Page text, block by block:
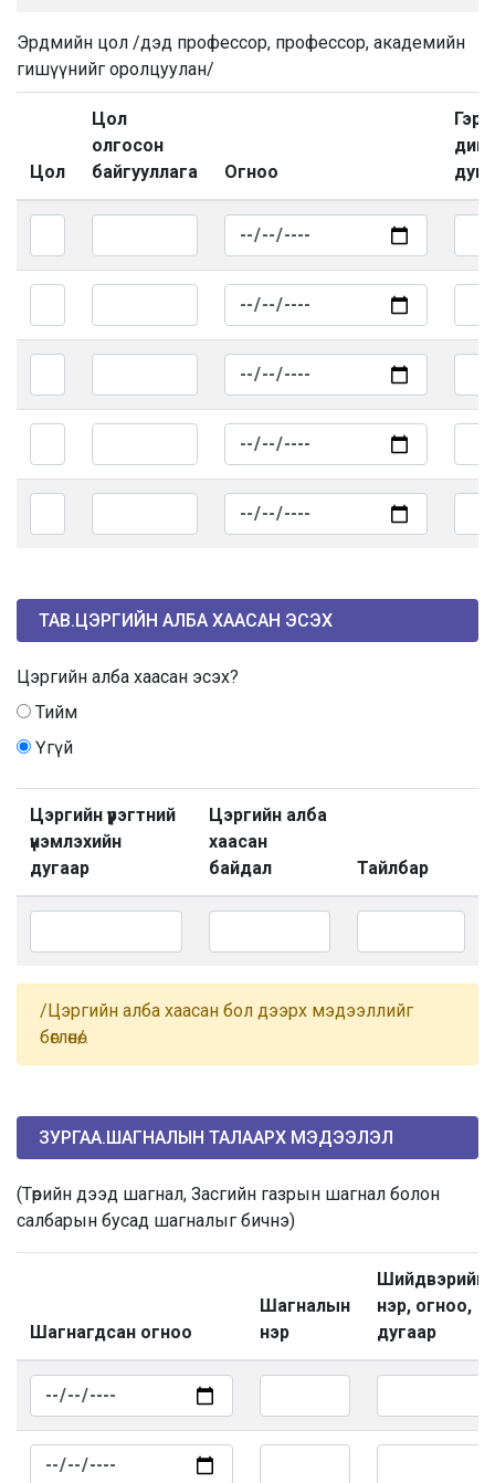
Эрдмийн цол /дэд профессор, профессор, академийн
гишүүнийг оролцуулан/
Цол
Цол
олгосон
байгууллага
Огноо
ТАВ.ЦЭРГИЙН АЛБА ХААСАН ЭСЭХ
Цэргийн алба хаасан эсэх?
Тийм
Үгүй
Цэргийн үүрэгтний
үнэмлэхийн
дугаар
Цэргийн алба
хаасан
байдал
Тайлбар
/Цэргийн алба хаасан бол дээрх мэдээллийг
бөглөнө/.
ЗУРГАА.ШАГНАЛЫН ТАЛААРХ МЭДЭЭЛЭЛ
(Төрийн дээд шагнал, Засгийн газрын шагнал болон
салбарын бусад шагналыг бичнэ)
Шагнагдсан огноо
Шагналын
нэр
Шийдвэрийн
нэр, огноо,
дугаар